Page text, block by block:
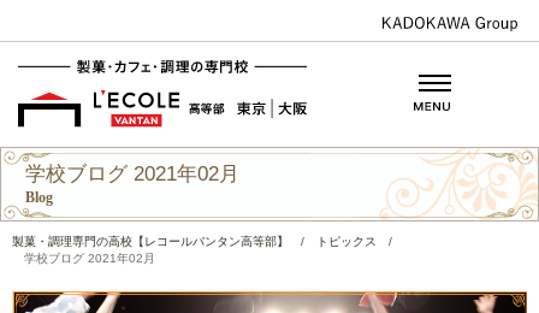
学校ブログ 2021年02月
Blog
製菓・調理専門の高校【レコールバンタン高等部】 / トピックス
/
学校ブログ 2021年02月